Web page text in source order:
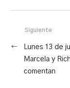
Siguiente
←
Lunes 13 de
Marcela y
comentan